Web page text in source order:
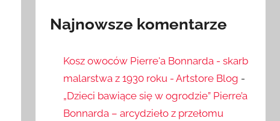
Najnowsze komentarze
Kosz owoców Pierre'a Bonnarda - skarb
malarstwa z 1930 roku - Artstore Blog -
„Dzieci bawiące się w ogrodzie” Pierre’a
Bonnarda – arcydzieło z przełomu